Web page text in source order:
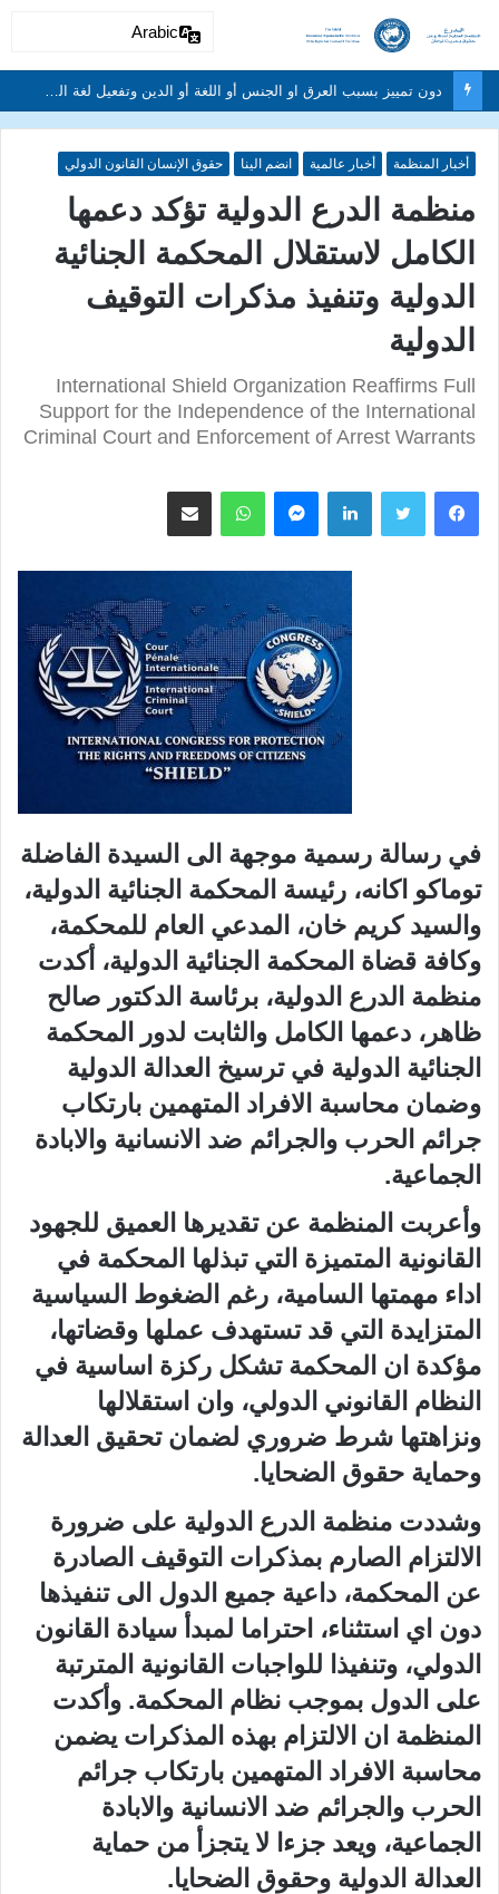
أخبار المنظمة أخبار عالمية انضم الينا حقوق الإنسان القانون الدولي
منظمة الدرع الدولية تؤكد دعمها
الكامل لاستقلال المحكمة الجنائية
الدولية وتنفيذ مذكرات التوقيف
الدولية
International Shield Organization Reaffirms Full
Support for the Independence of the International
Criminal Court and Enforcement of Arrest Warrants
لينكدإن ماسنجر واتساب مشاركة عبر البريد
في رسالة رسمية موجهة الى السيدة الفاضلة
توماكو اكانه، رئيسة المحكمة الجنائية الدولية،
والسيد كريم خان، المدعي العام للمحكمة،
وكافة قضاة المحكمة الجنائية الدولية، أكدت
منظمة الدرع الدولية، برئاسة الدكتور صالح
ظاهر، دعمها الكامل والثابت لدور المحكمة
الجنائية الدولية في ترسيخ العدالة الدولية
وضمان محاسبة الافراد المتهمين بارتكاب
جرائم الحرب والجرائم ضد الانسانية والابادة
الجماعية.
وأعربت المنظمة عن تقديرها العميق للجهود
القانونية المتميزة التي تبذلها المحكمة في
اداء مهمتها السامية، رغم الضغوط السياسية
المتزايدة التي قد تستهدف عملها وقضاتها،
مؤكدة ان المحكمة تشكل ركزة اساسية في
النظام القانوني الدولي، وان استقلالها
ونزاهتها شرط ضروري لضمان تحقيق العدالة
وحماية حقوق الضحايا.
وشددت منظمة الدرع الدولية على ضرورة
الالتزام الصارم بمذكرات التوقيف الصادرة
عن المحكمة، داعية جميع الدول الى تنفيذها
دون اي استثناء، احتراما لمبدأ سيادة القانون
الدولي، وتنفيذا للواجبات القانونية المترتبة
على الدول بموجب نظام المحكمة. وأكدت
المنظمة ان الالتزام بهذه المذكرات يضمن
محاسبة الافراد المتهمين بارتكاب جرائم
الحرب والجرائم ضد الانسانية والابادة
الجماعية، ويعد جزءا لا يتجزأ من حماية
العدالة الدولية وحقوق الضحايا.
Arabic